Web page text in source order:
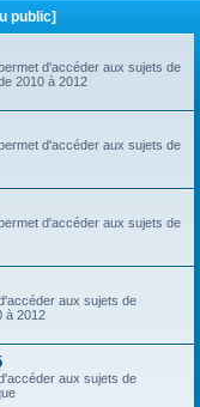
public]
d'accéder aux sujets de
2010 à 2012
d'accéder aux sujets de
d'accéder aux sujets de
aux sujets de
à 2012
aux sujets de